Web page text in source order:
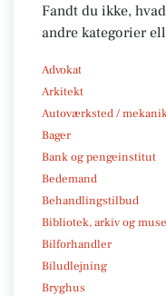
Fandt du ikke,
andre kategorier
Advokat
Arkitekt
Autoværksted /
Bager
Bank og pengeinstitut
Bedemand
Behandlingstilbud
Bibliotek, arkiv og
Bilforhandler
Biludlejning
Bryghus